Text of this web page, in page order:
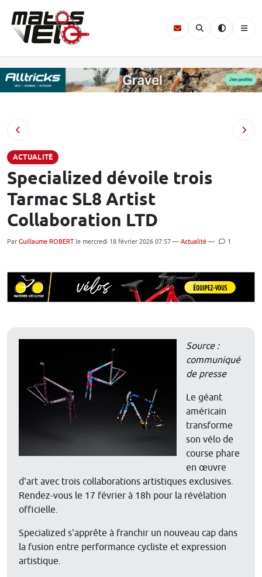
ACTUALITÉ
Specialized dévoile trois
Tarmac SL8 Artist
Collaboration LTD
Par Guillaume ROBERT le mercredi 18 février 2026 07:57 — Actualité — 1
Source :
communiqué
de presse
Le géant
américain
transforme
son vélo de
course phare
en œuvre
d'art avec trois collaborations artistiques exclusives.
Rendez-vous le 17 février à 18h pour la révélation
officielle.
Specialized s'apprête à franchir un nouveau cap dans
la fusion entre performance cycliste et expression
artistique.